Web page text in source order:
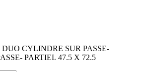
CYLINDRE SUR PASSE-
PARTIEL 47.5 X 72.5